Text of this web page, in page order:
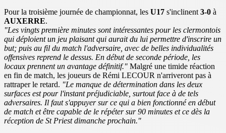
Pour la troisième journée de championnat, les U17 s'inclinent 3-0 à
AUXERRE.
"Les vingts première minutes sont intéressantes pour les clermontois
qui déploient un jeu plaisant qui aurait du lui permettre d'inscrire un
but; puis au fil du match l'adversaire, avec de belles individualités
offensives reprend le dessus. En début de seconde période, les
locaux prennent un avantage définitif." Malgré une timide réaction
en fin de match, les joueurs de Rémi LECOUR n'arriveront pas à
rattraper le retard. "Le manque de détermination dans les deux
surfaces est pour l'instant préjudiciable, surtout face à de tels
adversaires. Il faut s'appuyer sur ce qui a bien fonctionné en début
de match et être capable de le répéter sur 90 minutes et ce dès la
réception de St Priest dimanche prochain."